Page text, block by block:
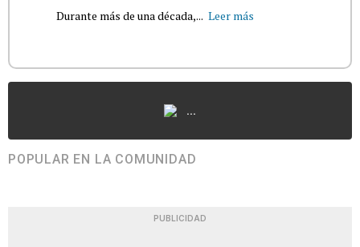
Durante más de una década,... Leer más
...
POPULAR EN LA COMUNIDAD
PUBLICIDAD